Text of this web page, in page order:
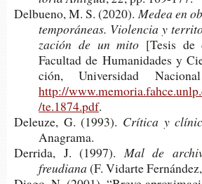
Del­bueno, M. S. (2020).Medea en
tem­po­rá­neas. Vio­len­cia y
za­ción de un mito [Tesis de
Facul­tad de Huma­ni­da­des y
ción, Uni­ver­si­dad
http://
/te.1874.pdf.
Deleu­ze, G. (1993). Crí­ti­ca y
Anagrama.
Derri­da, J. (1997).Mal de
freudiana (F. Vidar­te